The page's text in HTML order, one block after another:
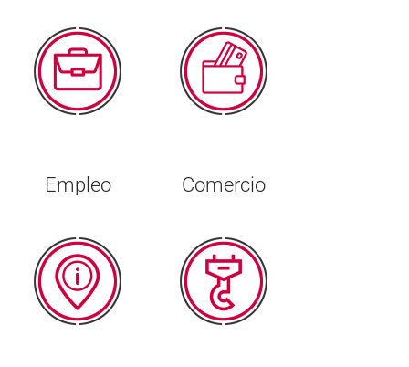
Empleo Comercio